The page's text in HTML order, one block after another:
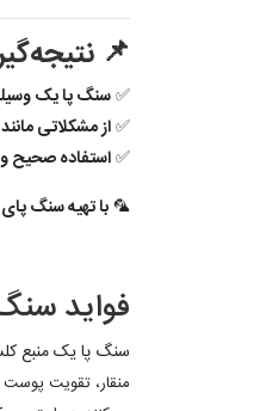
📌
✅سنگ پا یک
✅از مشکلاتی
✅استفاده صحیح
🦜با تهیه سنگ
فواید
سنگ پا یک منبع
منقار، تقویت پوست